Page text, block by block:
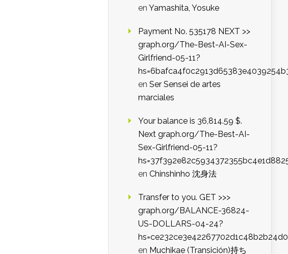
en Yamashita, Yosuke
Payment No. 535178 NEXT >>
graph.org/The-Best-AI-Sex-
Girlfriend-05-11?
en Ser Sensei de artes
marciales
Your balance is 36,814.59 $.
Next graph.org/The-Best-AI-
Sex-Girlfriend-05-11?
en Chinshinho 沈身法
Transfer to you. GET >>>
graph.org/BALANCE-36824-
US-DOLLARS-04-24?
en Muchikae (Transición)持ち